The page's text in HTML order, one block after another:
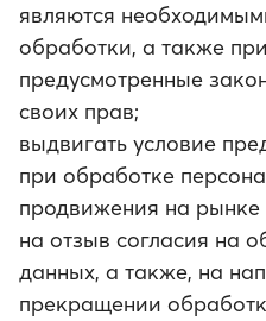
являются
обработки, а также
предусмотренные
своих прав;
выдвигать условие
при обработке
продвижения на рынке
на отзыв согласия на
данных, а также, на
прекращении